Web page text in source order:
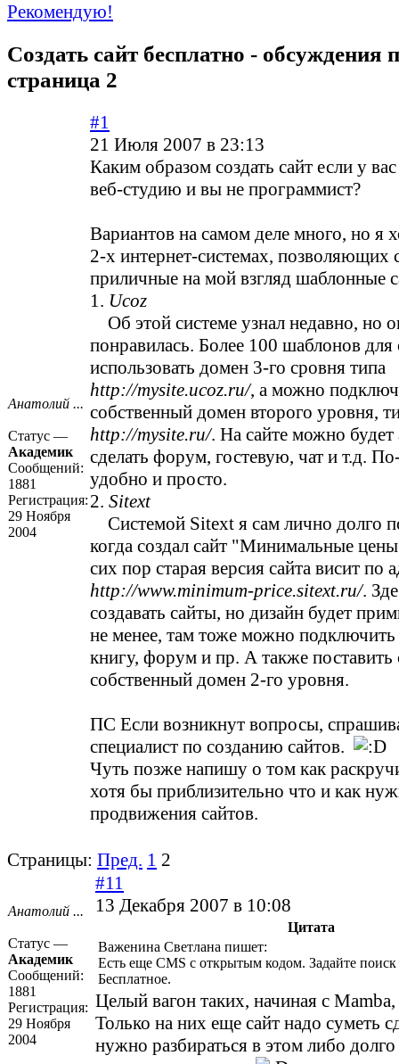
Рекомендую!
Создать сайт бесплатно - обсуждения
страница 2
Анатолий ...
Статус —
Академик
Сообщений:
1881
Регистрация:
29 Ноября
2004
#1
21 Июля 2007 в 23:13
Каким образом создать сайт если у
веб-студию и вы не программист?
Вариантов на самом деле много, но я
2-х интернет-системах, позволяющих
приличные на мой взгляд шаблонные
1. Ucoz
Об этой системе узнал недавно, но
понравилась. Более 100 шаблонов
использовать домен 3-го сровня типа
http://mysite.ucoz.ru/, а можно
собственный домен второго уровня,
http://mysite.ru/. На сайте можно будет
сделать форум, гостевую, чат и т.д.
удобно и просто.
2. Sitext
Системой Sitext я сам лично долго
когда создал сайт "Минимальные
сих пор старая версия сайта висит по
http://www.minimum-price.sitext.ru/.
создавать сайты, но дизайн будет
не менее, там тоже можно подключить
книгу, форум и пр. А также поставить
собственный домен 2-го уровня.
ПС Если возникнут вопросы,
специалист по созданию сайтов.
Чуть позже напишу о том как
хотя бы приблизительно что и как
продвижения сайтов.
Страницы: Пред. 1 2
Анатолий ...
Статус —
Академик
Сообщений:
1881
Регистрация:
29 Ноября
2004
#11
13 Декабря 2007 в 10:08
Цитата
Важенина Светлана пишет:
Есть еще CMS c открытым кодом. Задайте поиск
Бесплатное.
Целый вагон таких, начиная с
Только на них еще сайт надо суметь
нужно разбираться в этом либо